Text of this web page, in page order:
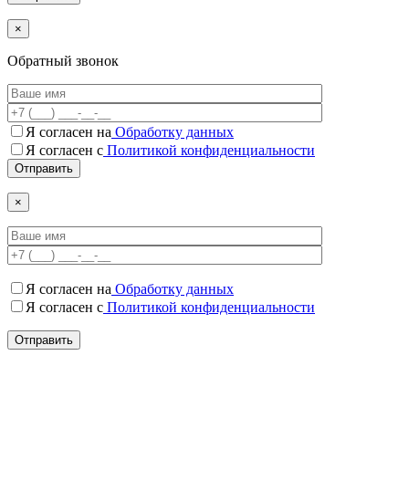
×
Обратный звонок
Я согласен на Обработку данных
Я согласен c Политикой конфиденциальности
×
Я согласен на Обработку данных
Я согласен c Политикой конфиденциальности